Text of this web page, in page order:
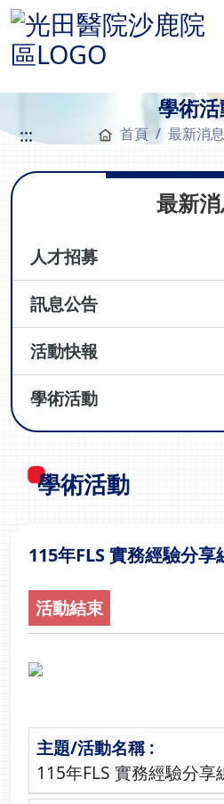
學術
::: 首頁 最新消息
最新
人才招募
訊息公告
活動快報
學術活動
學術活動
115年FLS 實務經驗分
活動結束
115年FLS 實務經驗分